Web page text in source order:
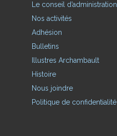
Le conseil d’administration
Nos activités
Adhésion
Bulletins
Illustres Archambault
Histoire
Nous joindre
Politique de confidentialité